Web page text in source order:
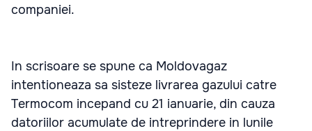
companiei.
In scrisoare se spune ca Moldovagaz
intentioneaza sa sisteze livrarea gazului catre
Termocom incepand cu 21 ianuarie, din cauza
datoriilor acumulate de intreprindere in lunile